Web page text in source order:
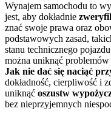
Wynajem samochodu to
jest, aby dokładnie
znać swoje prawa oraz
podstawowych zasad,
stanu technicznego
można uniknąć
Jak nie dać się naciąć
dokładność, cierpliwość i
uniknąć oszustw
bez nieprzyjemnych